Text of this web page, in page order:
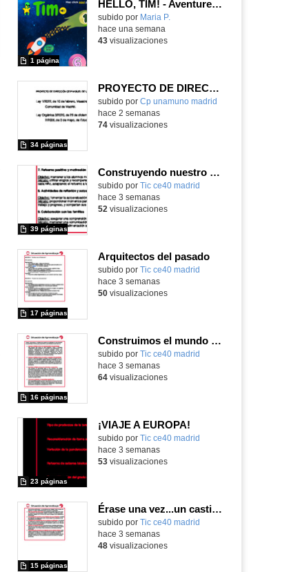
HELLO, TIM! - Aventureros digitales
Contenido educativo.
subido por Maria P.
1 página
hace una semana
43visualizaciones
PROYECTO DE DIRECCIÓN
Contenido educativo.
subido por Cp unamuno madrid
34 páginas
hace 2 semanas
74visualizaciones
Construyendo nuestro parque de atracciones
subido por Tic ce40 madrid
39 páginas
hace 3 semanas
52 visualizaciones
Arquitectos del pasado
subido por Tic ce40 madrid
17 páginas
hace 3 semanas
50visualizaciones
Construimos el mundo con LEGO
subido por Tic ce40 madrid
16 páginas
hace 3 semanas
64visualizaciones
¡VIAJE A EUROPA!
subido por Tic ce40 madrid
23 páginas
hace 3 semanas
53visualizaciones
Érase una vez...un castillo medieval
subido por Tic ce40 madrid
15 páginas
hace 3 semanas
48visualizaciones